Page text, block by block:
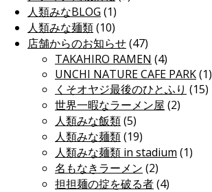
人類みなBLOG (1)
人類みな麺類(10)
店舗からのお知らせ(47)
TAKAHIRO RAMEN (4)
UNCHI NATURE CAFE PARK(1)
くそオヤジ最後のひとふり (15)
世界一暇なラーメン屋 (2)
人類みな飯類(5)
人類みな麺類(19)
人類みな麺類 in stadium (1)
名もなきラーメン (2)
担担麺の掟を破る者(4)